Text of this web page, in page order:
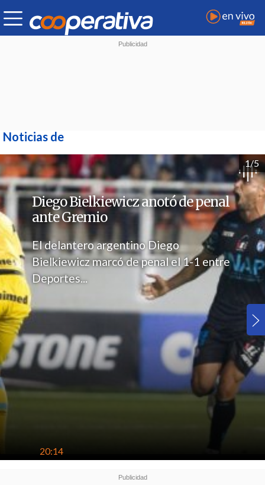
Noticias de
1/5
Diego Bielkiewicz anotó de penal
ante Gremio
El delantero argentino Diego
Bielkiewicz marcó de penal el 1-1 entre
Deportes...
20:14